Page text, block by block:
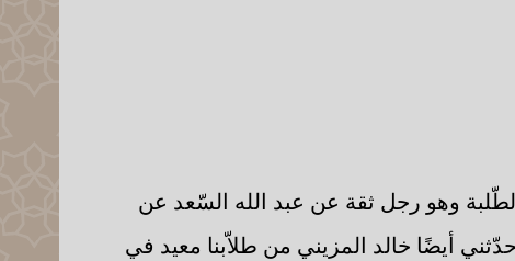
الطّلبة وهو رجل ثقة عن عبد الله السّعد عن
أيضًا خالد المزيني من طلاّبنا معيد في